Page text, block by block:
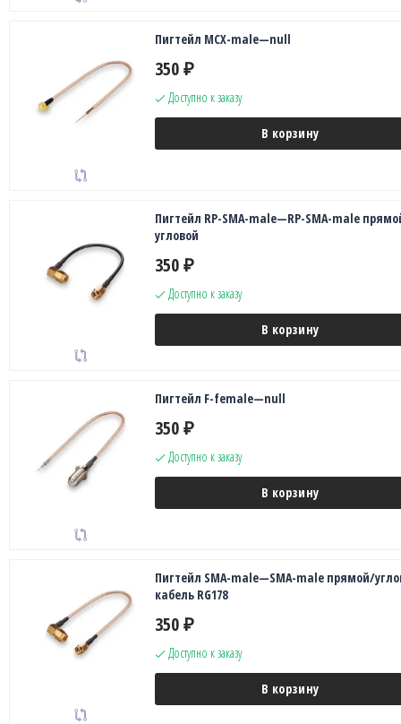
Пигтейл MCX-male—null
350 ₽
Доступно к заказу
В корзину
Пигтейл RP-SMA-male—RP-SMA-male
угловой
350 ₽
Доступно к заказу
В корзину
Пигтейл F-female—null
350 ₽
Доступно к заказу
В корзину
Пигтейл SMA-male—SMA-male прямой/
кабель RG178
350 ₽
Доступно к заказу
В корзину